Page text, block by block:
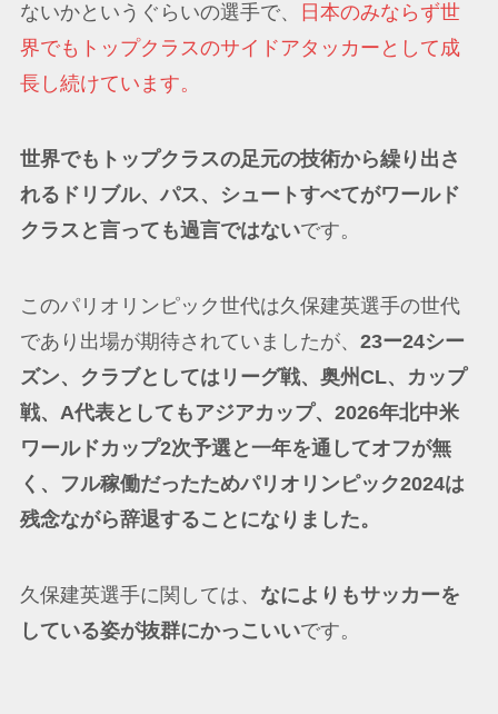
ないかというぐらいの選手で、
日本のみならず世
界でもトップクラスのサイドアタッカーとして成
長し続けています。
世界でもトップクラスの足元の技術から繰り出さ
れるドリブル、パス、シュートすべてがワールド
クラスと言っても過言ではないです。
このパリオリンピック世代は久保建英選手の世代
であり出場が期待されていましたが、 23ー24シー
ズン、クラブとしてはリーグ戦、奥州CL、カップ
戦、A代表としてもアジアカップ、2026年北中米
ワールドカップ2次予選と一年を通してオフが無
く、フル稼働だったためパリオリンピック2024は
残念ながら辞退することになりました。
久保建英選手に関しては、 なによりもサッカーを
している姿が抜群にかっこいいです。